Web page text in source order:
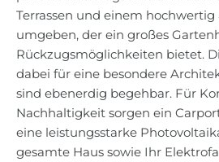
Terrassen und einem
umgeben, der ein großes
Rückzugsmöglichkeiten bietet.
dabei für eine besondere
sind ebenerdig begehbar. Für
Nachhaltigkeit sorgen ein
eine leistungsstarke
gesamte Haus sowie Ihr